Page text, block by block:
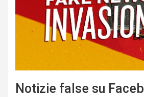
Notizie false su